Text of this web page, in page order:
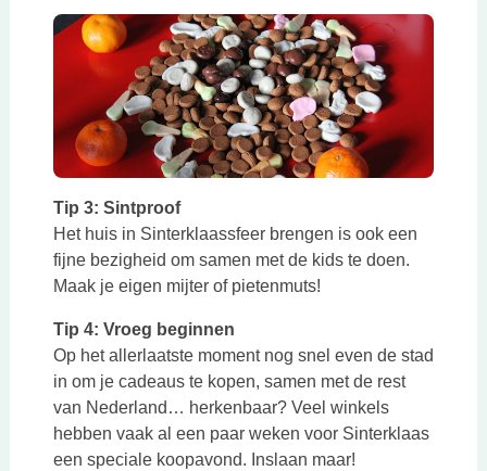
Tip 3: Sintproof
Het huis in Sinterklaassfeer brengen is ook een
fijne bezigheid om samen met de kids te doen.
Maak je eigen mijter of pietenmuts!
Tip 4: Vroeg beginnen
Op het allerlaatste moment nog snel even de stad
in om je cadeaus te kopen, samen met de rest
van Nederland… herkenbaar? Veel winkels
hebben vaak al een paar weken voor Sinterklaas
een speciale koopavond. Inslaan maar!